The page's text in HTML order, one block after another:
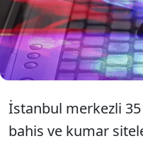
gözaltına
erişim
İstanbul merkezli 35
bahis ve kumar